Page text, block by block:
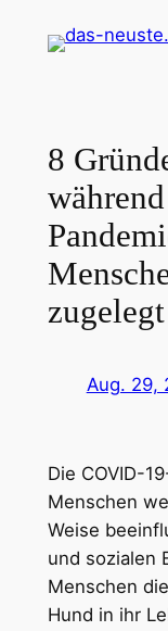
Inhalt
8
Aug. 29,
Die COVID-
Menschen
Weise
und sozialen
Menschen
Hund in ihr